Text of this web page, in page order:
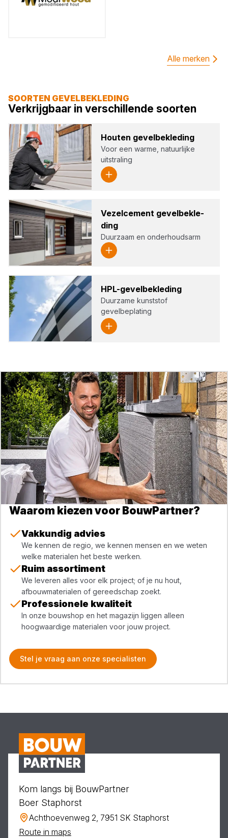
Alle merken
SOORTEN GEVELBEKLEDING
Verkrijgbaar in verschillende soorten
Hou­ten gevel­be­kle­ding
Voor een warme, natuurlijke
uitstraling
Vezel­ce­ment gevel­be­kle­
ding
Duurzaam en onderhoudsarm
HPL-gevel­be­kle­ding
Duurzame kunststof
gevelbeplating
Waarom kiezen voor BouwPartner?
Vakkundig advies
We kennen de regio, we kennen mensen en we weten
welke materialen het beste werken.
Ruim assortiment
We leveren alles voor elk project; of je nu hout,
afbouwmaterialen of gereedschap zoekt.
Professionele kwaliteit
In onze bouwshop en het magazijn liggen alleen
hoogwaardige materialen voor jouw project.
Stel je vraag aan onze specialisten
Kom langs bij BouwPartner
Boer Staphorst
Achthoevenweg 2, 7951 SK Staphorst
Route in maps